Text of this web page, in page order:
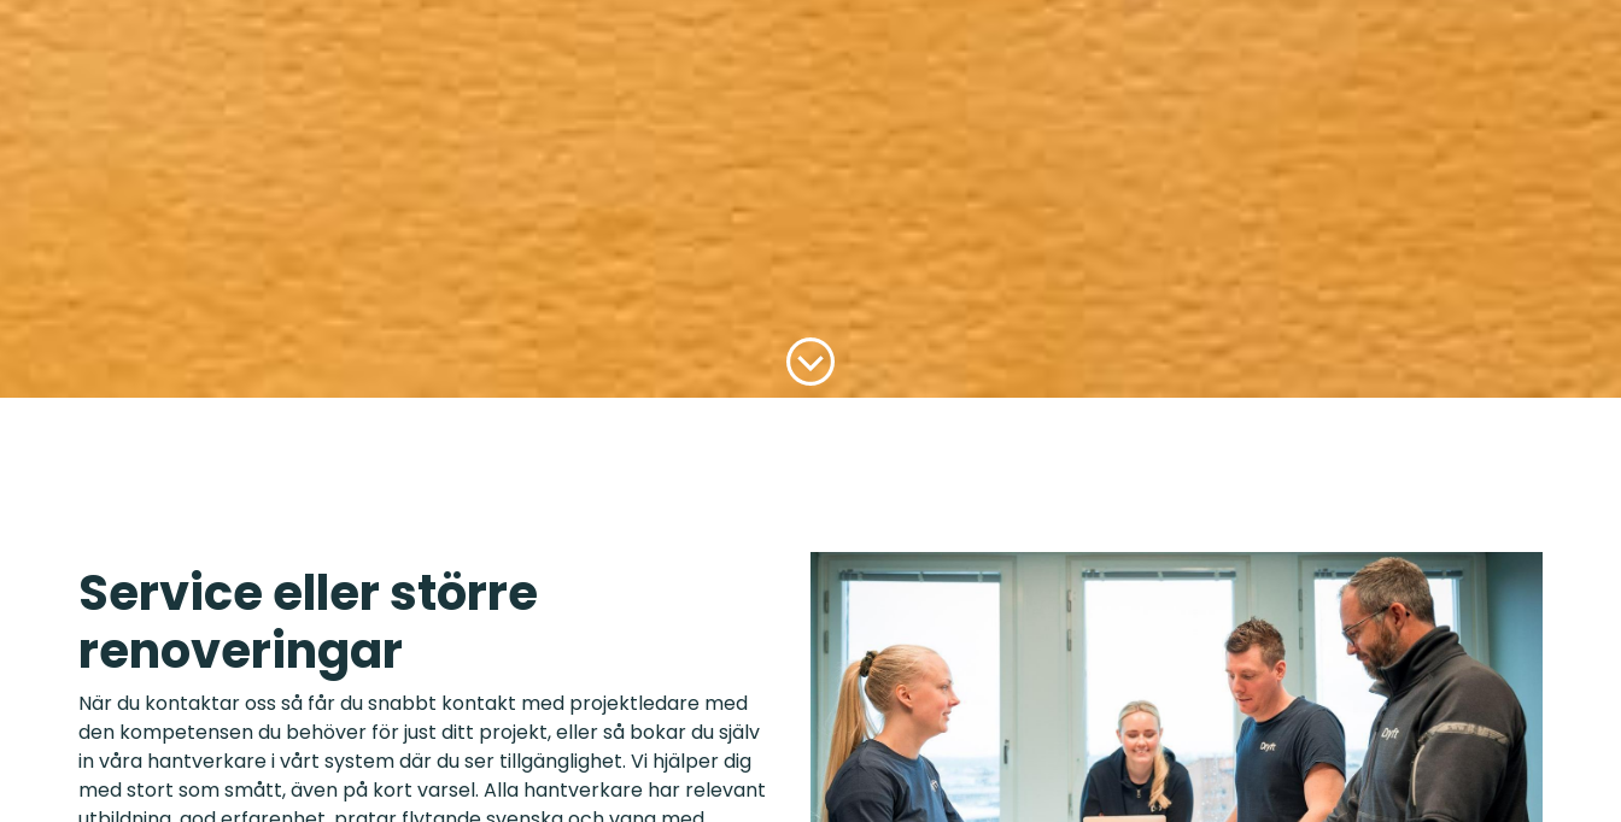
Service eller större
renoveringar
När du kontaktar oss så får du snabbt kontakt med projektledare med
den kompetensen du behöver för just ditt projekt, eller så bokar du själv
in våra hantverkare i vårt system där du ser tillgänglighet. Vi hjälper dig
med stort som smått, även på kort varsel. Alla hantverkare har relevant